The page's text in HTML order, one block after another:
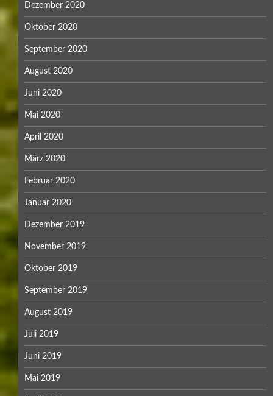
Dezember 2020
Oktober 2020
September 2020
August 2020
Juni 2020
Mai 2020
April 2020
März 2020
Februar 2020
Januar 2020
Dezember 2019
November 2019
Oktober 2019
September 2019
August 2019
Juli 2019
Juni 2019
Mai 2019